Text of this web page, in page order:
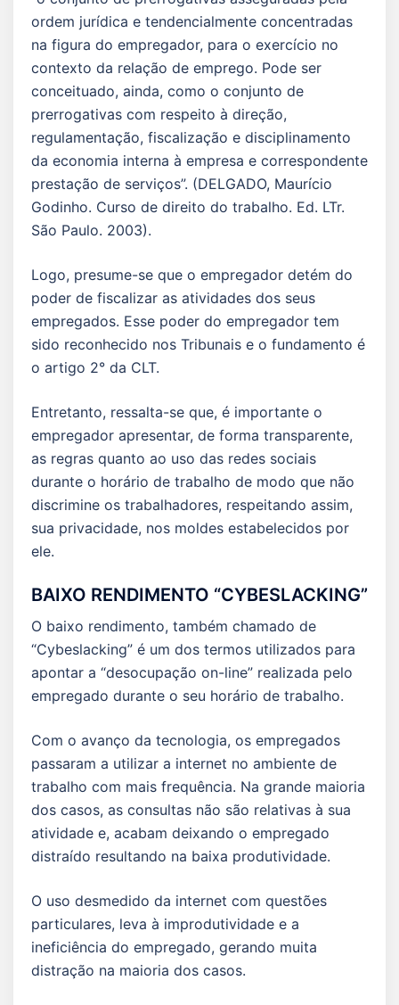
ordem jurídica e tendencialmente concentradas
na figura do empregador, para o exercício no
contexto da relação de emprego. Pode ser
conceituado, ainda, como o conjunto de
prerrogativas com respeito à direção,
regulamentação, fiscalização e disciplinamento
da economia interna à empresa e correspondente
prestação de serviços”. (DELGADO, Maurício
Godinho. Curso de direito do trabalho. Ed. LTr.
São Paulo. 2003).
Logo, presume-se que o empregador detém do
poder de fiscalizar as atividades dos seus
empregados. Esse poder do empregador tem
sido reconhecido nos Tribunais e o fundamento é
o artigo 2° da CLT.
Entretanto, ressalta-se que, é importante o
empregador apresentar, de forma transparente,
as regras quanto ao uso das redes sociais
durante o horário de trabalho de modo que não
discrimine os trabalhadores, respeitando assim,
sua privacidade, nos moldes estabelecidos por
ele.
BAIXO RENDIMENTO “CYBESLACKING”
O baixo rendimento, também chamado de
“Cybeslacking” é um dos termos utilizados para
apontar a “desocupação on-line” realizada pelo
empregado durante o seu horário de trabalho.
Com o avanço da tecnologia, os empregados
passaram a utilizar a internet no ambiente de
trabalho com mais frequência. Na grande maioria
dos casos, as consultas não são relativas à sua
atividade e, acabam deixando o empregado
distraído resultando na baixa produtividade.
O uso desmedido da internet com questões
particulares, leva à improdutividade e a
ineficiência do empregado, gerando muita
distração na maioria dos casos.